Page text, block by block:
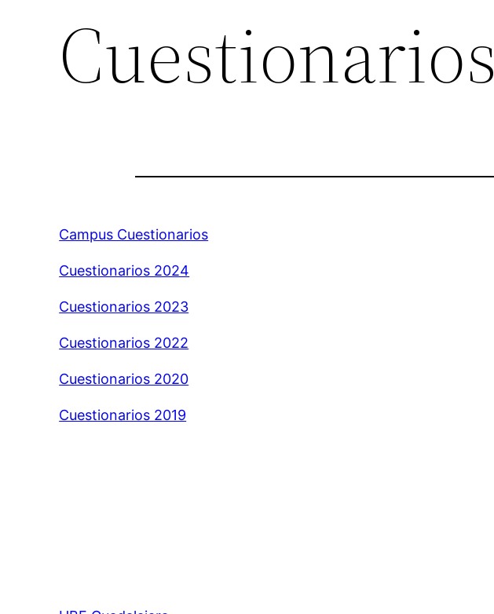
Cuestionarios
Campus Cuestionarios
Cuestionarios 2024
Cuestionarios 2023
Cuestionarios 2022
Cuestionarios 2020
Cuestionarios 2019